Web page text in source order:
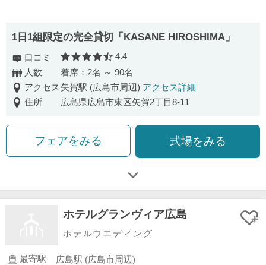
1日1組限定の完全貸切「KASANE HIROSHIMA」
口コミ 口コミ評価
4.4
人数
着席：2名 ～ 90名
アクセス 矢賀駅 (広島市周辺) アクセス詳細
住所
広島県広島市東区矢賀2丁目8-11
フェアをみる 式場をみる
ホテルグランヴィア広島
ホテルウエディング
最寄駅
広島駅 (広島市周辺)